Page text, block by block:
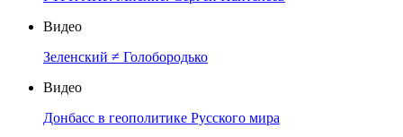
Видео
Зеленский ≠ Голобородько
Видео
Донбасс в геополитике Русского мира